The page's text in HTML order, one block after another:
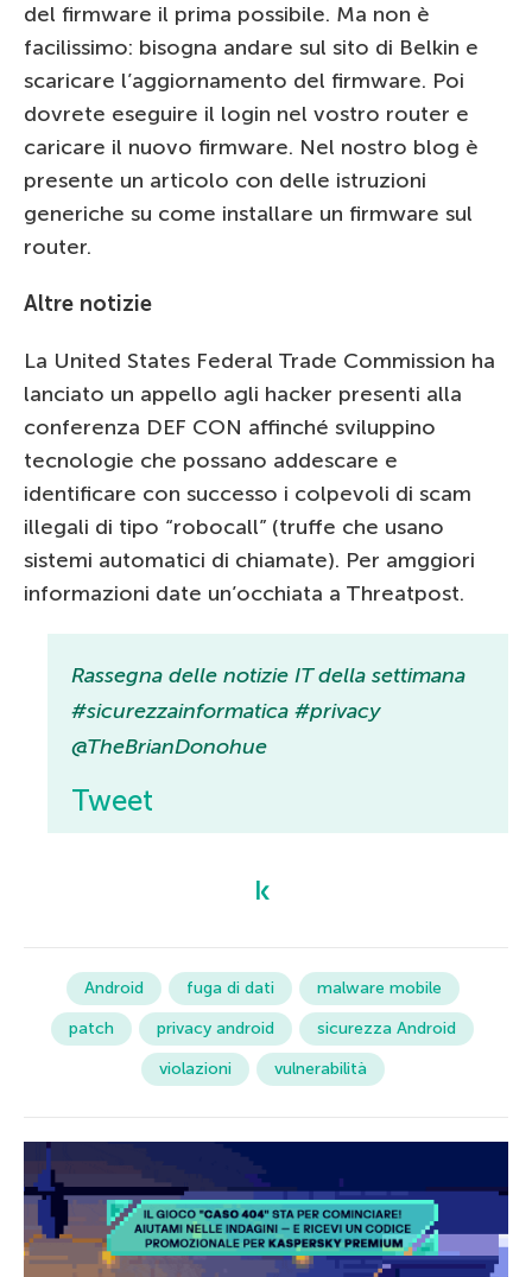
del firmware il prima possibile. Ma non è
facilissimo: bisogna andare sul sito di Belkin e
scaricare l’aggiornamento del firmware. Poi
dovrete eseguire il login nel vostro router e
caricare il nuovo firmware. Nel nostro blog è
presente un articolo con delle istruzioni
generiche su come installare un firmware sul
router.
Altre notizie
La United States Federal Trade Commission ha
lanciato un appello agli hacker presenti alla
conferenza DEF CON affinché sviluppino
tecnologie che possano addescare e
identificare con successo i colpevoli di scam
illegali di tipo “robocall” (truffe che usano
sistemi automatici di chiamate). Per amggiori
informazioni date un’occhiata a Threatpost.
Rassegna delle notizie IT della settimana
#sicurezzainformatica #privacy
@TheBrianDonohue
Tweet
Android fuga di dati
malware mobile
patch
privacy android
sicurezza Android
violazioni
vulnerabilità